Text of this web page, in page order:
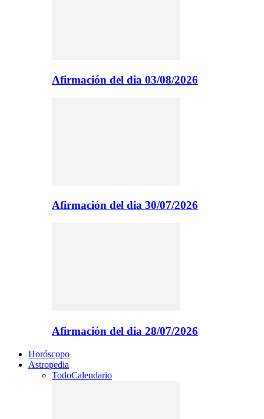
Afirmación del dia 03/08/2026
Afirmación del dia 30/07/2026
Afirmación del dia 28/07/2026
Horóscopo
Astropedia
TodoCalendario